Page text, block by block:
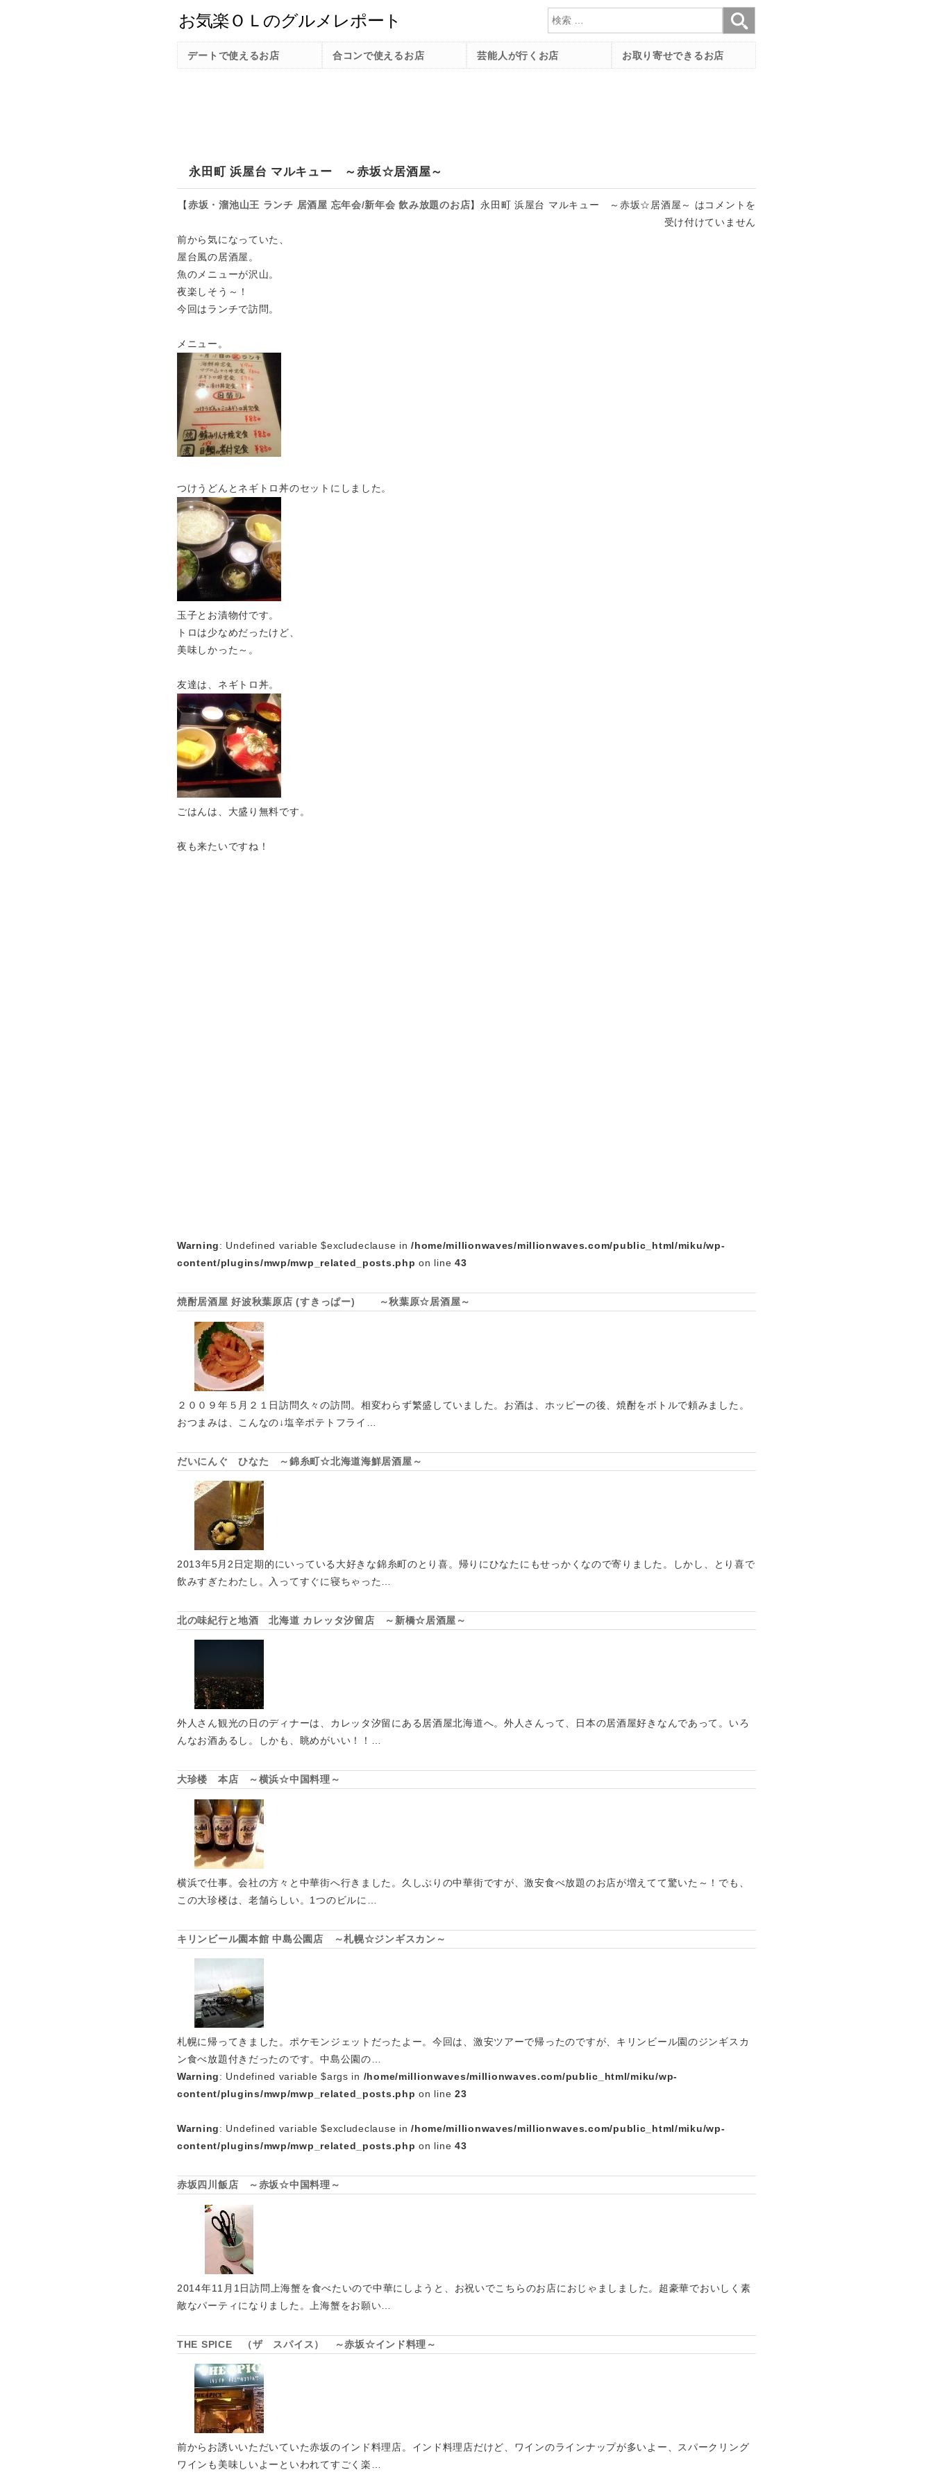
検索
永田町 浜屋台 マルキュー ～赤坂☆居酒屋～
【赤坂・溜池山王 ランチ 居酒屋 忘年会/新年会 飲み放題のお店】 永田町 浜屋台 マルキュー ～赤坂☆居酒屋～ はコメントを
受け付けていません
前から気になっていた、
屋台風の居酒屋。
魚のメニューが沢山。
夜楽しそう～！
今回はランチで訪問。
メニュー。
つけうどんとネギトロ丼のセットにしました。
玉子とお漬物付です。
トロは少なめだったけど、
美味しかった～。
友達は、ネギトロ丼。
ごはんは、大盛り無料です。
夜も来たいですね！
Warning: Undefined variable $excludeclause in/home/millionwaves/millionwaves.com/public_html/miku/wp-
content/plugins/mwp/mwp_related_posts.php on line43
焼酎居酒屋 好波秋葉原店 (すきっぱー) ～秋葉原☆居酒屋～
２００９年５月２１日訪問久々の訪問。相変わらず繁盛していました。お酒は、ホッピーの後、焼酎をボトルで頼みました。
おつまみは、こんなの↓塩辛ポテトフライ…
だいにんぐ ひなた ～錦糸町☆北海道海鮮居酒屋～
2013年5月2日定期的にいっている大好きな錦糸町のとり喜。帰りにひなたにもせっかくなので寄りました。しかし、とり喜で
飲みすぎたわたし。入ってすぐに寝ちゃった…
北の味紀行と地酒 北海道 カレッタ汐留店 ～新橋☆居酒屋～
外人さん観光の日のディナーは、カレッタ汐留にある居酒屋北海道へ。外人さんって、日本の居酒屋好きなんであって。いろ
んなお酒あるし。しかも、眺めがいい！！…
大珍楼 本店 ～横浜☆中国料理～
横浜で仕事。会社の方々と中華街へ行きました。久しぶりの中華街ですが、激安食べ放題のお店が増えてて驚いた～！でも、
この大珍楼は、老舗らしい。1つのビルに…
キリンビール園本館 中島公園店 ～札幌☆ジンギスカン～
札幌に帰ってきました。ポケモンジェットだったよー。今回は、激安ツアーで帰ったのですが、キリンビール園のジンギスカ
ン食べ放題付きだったのです。中島公園の…
Warning: Undefined variable $args in /home/millionwaves/millionwaves.com/public_html/miku/wp-
content/plugins/mwp/mwp_related_posts.php on line23
Warning: Undefined variable $excludeclause in/home/millionwaves/millionwaves.com/public_html/miku/wp-
content/plugins/mwp/mwp_related_posts.php on line43
赤坂四川飯店 ～赤坂☆中国料理～
2014年11月1日訪問上海蟹を食べたいので中華にしようと、お祝いでこちらのお店におじゃましました。超豪華でおいしく素
敵なパーティになりました。上海蟹をお願い…
THE SPICE （ザ スパイス） ～赤坂☆インド料理～
前からお誘いいただいていた赤坂のインド料理店。インド料理店だけど、ワインのラインナップが多いよー、スパークリング
ワインも美味しいよーといわれてすごく楽…
デートで使えるお店 合コンで使えるお店 芸能人が行くお店 お取り寄せできるお店